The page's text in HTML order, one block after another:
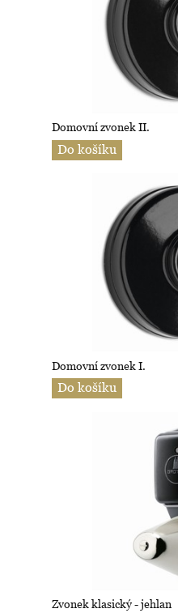
Domovní zvonek II.
Do košíku
Domovní zvonek I.
Do košíku
Zvonek klasický - jehlan